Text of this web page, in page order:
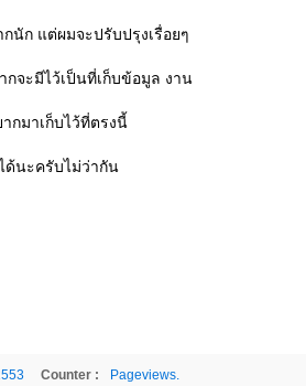
นัก แต่ผมจะปรับปรุงเรื่อยๆ
จะมีไว้เป็นที่เก็บข้อมูล งาน
ากมาเก็บไว้ที่ตรงนี้
ด้นะครับไม่ว่ากัน
Counter :
Pageviews.